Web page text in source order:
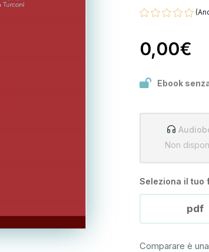
0,00€
Ebook
Non
Seleziona il tuo
pdf
Comparare è